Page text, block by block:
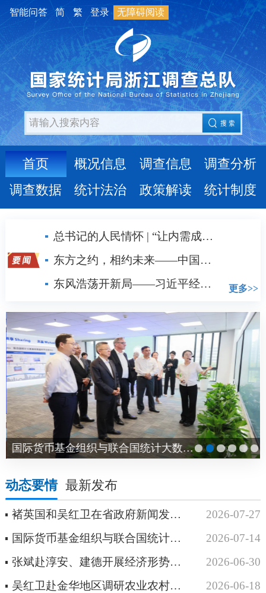
智能问答 简 繁 登录 无障碍阅读
首页 概况信息 调查信息
调查分析
调查数据
统计法治 政策解读 统计制度
总书记的人民情怀 | “让内需成为经济发展的主动力”
东方之约，相约未来——中国元首外交的世界情怀与大国气派
东风浩荡开新局——习近平经济思想指引中国经济高质量发展行稳致远
更多>>
国际货币基金组织与联合国统计大数据和数据...
动态要情 最新发布
褚英国和吴红卫在省政府新闻发布会上发布上半年浙江经济运行情况并答记者问
2026-07-27
国际货币基金组织与联合国统计大数据和数据科学全球中心在杭开展座谈交流
2026-07-14
张斌赴淳安、建德开展经济形势和富民产业情况调研
2026-06-30
吴红卫赴金华地区调研农业农村统计调查工作
2026-06-18